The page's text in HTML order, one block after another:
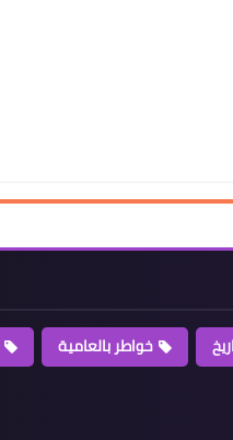
خواطر بالعامية